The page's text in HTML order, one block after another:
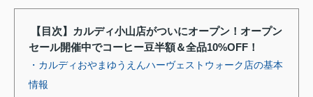
【目次】カルディ小山店がついにオープン！オープン
セール開催中でコーヒー豆半額＆全品10%OFF！
・カルディおやまゆうえんハーヴェストウォーク店の基本
情報